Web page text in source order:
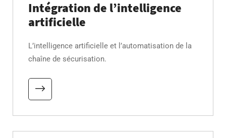
Intégration de l’intelligence
artificielle
L’intelligence artificielle et l’automatisation de la
chaîne de sécurisation.